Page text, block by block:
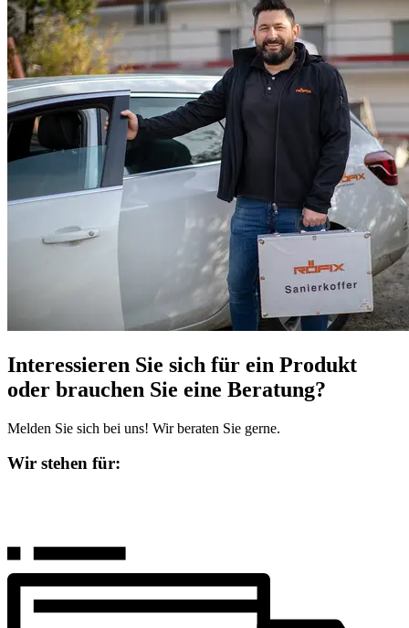
Interessieren Sie sich für ein Produkt
oder brauchen Sie eine Beratung?
Melden Sie sich bei uns! Wir beraten Sie gerne.
Wir stehen für: